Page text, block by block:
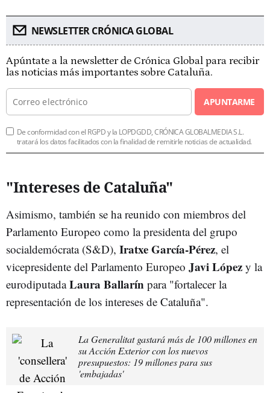
NEWSLETTER CRÓNICA GLOBAL
Apúntate a la newsletter de Crónica Global para recibir
las noticias más importantes sobre Cataluña.
APUNTARME
De conformidad con el RGPD y la LOPDGDD, CRÓNICA GLOBALMEDIA S.L.
tratará los datos facilitados con la finalidad de remitirle noticias de actualidad.
"Intereses de Cataluña"
Asimismo, también se ha reunido con miembros del
Parlamento Europeo como la presidenta del grupo
socialdemócrata (S&D), Iratxe García-Pérez, el
vicepresidente del Parlamento Europeo Javi López y la
eurodiputadaLaura Ballarín para "fortalecer la
representación de los intereses de Cataluña".
La Generalitat gastará más de 100 millones en
su Acción Exterior con los nuevos
presupuestos: 19 millones para sus
'embajadas'